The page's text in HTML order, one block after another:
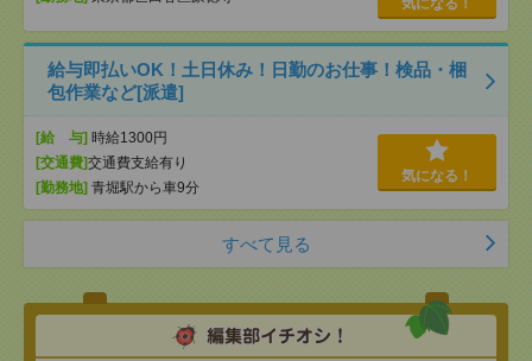
気になる！
給与即払いOK！土日休み！日勤のお仕事！検品・梱
包作業など[派遣]
[給 与] 時給1300円
[交通費]交通費支給有り
[勤務地] 青堀駅から車9分
気になる！
すべて見る